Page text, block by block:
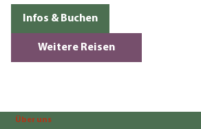
Infos & Buchen
Weitere Reisen
Über uns